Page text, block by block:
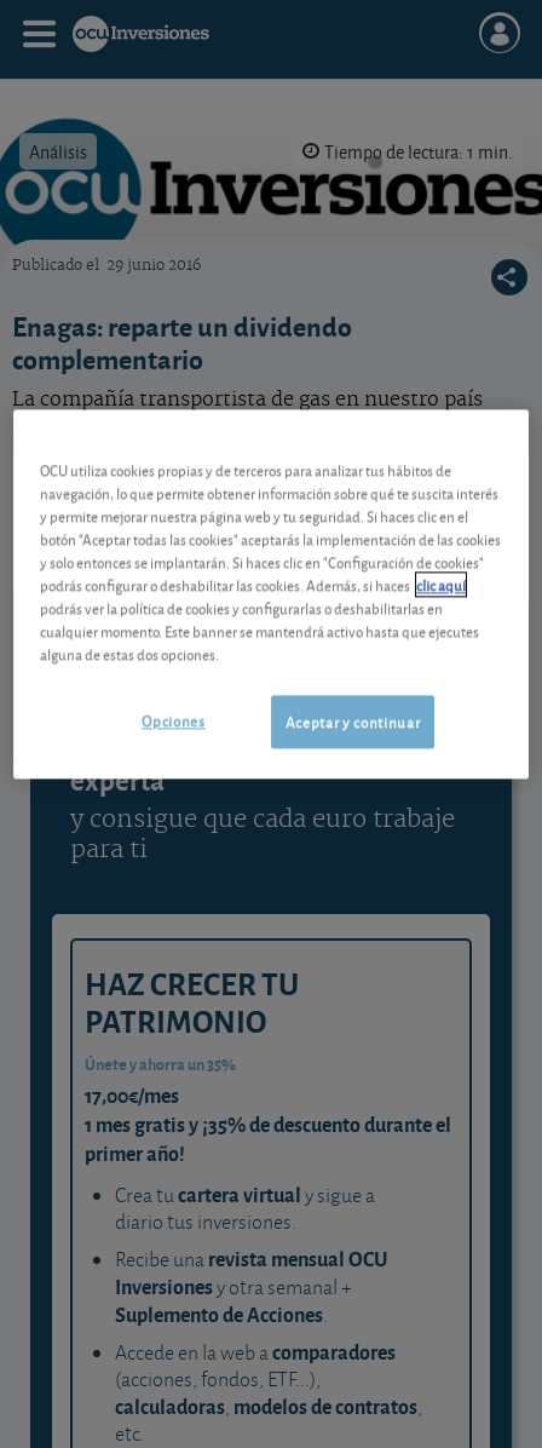
Análisis Tiempo de lectura: 1 min.
Publicado el 29 junio 2016
Enagas: reparte un dividendo
complementario
La compañía transportista de gas en nuestro país
Enagas
ES0130960018
07/08/2026 Madrid
16,84 EUR
-0,04 EUR (-0,24 %)
Ver detalladamente
Contenido reservado a SOCIOS
Gestiona tu dinero con visión
experta
y consigue que cada euro trabaje
para ti
HAZ CRECER TU
PATRIMONIO
Únete y ahorra un 35%
17,00€/mes
1 mes gratis y ¡35% de descuento durante el
primer año!
Crea tucartera virtualy sigue a
diario tus inversiones.
Recibe unarevista mensual OCU
Inversionesy otra semanal +
Suplemento de Acciones.
Accede en la web acomparadores
(acciones, fondos, ETF...),
calculadoras, modelos de contratos,
etc.
OCU utiliza cookies propias y de terceros para analizar tus hábitos de
navegación, lo que permite obtener información sobre qué te suscita interés
y permite mejorar nuestra página web y tu seguridad. Si haces clic en el
botón "Aceptar todas las cookies" aceptarás la implementación de las cookies
y solo entonces se implantarán. Si haces clic en "Configuración de cookies"
podrás configurar o deshabilitar las cookies. Además, si haces clic aquí
podrás ver la política de cookies y configurarlas o deshabilitarlas en
cualquier momento. Este banner se mantendrá activo hasta que ejecutes
alguna de estas dos opciones.
Aceptar y continuar
Opciones